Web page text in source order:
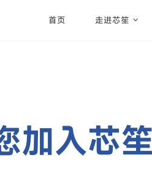
首页 走进芯笙
加入芯